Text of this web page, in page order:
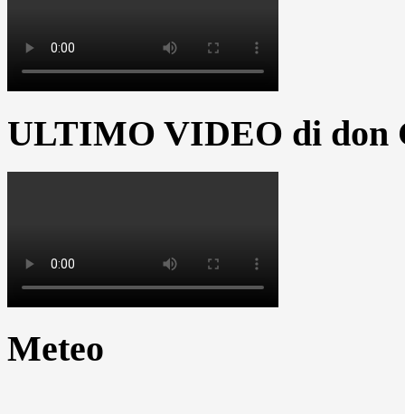
ULTIMO VIDEO di don
Meteo